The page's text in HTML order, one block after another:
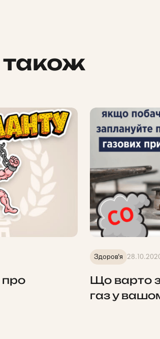
також
Здоров'я
Що варто
газ у